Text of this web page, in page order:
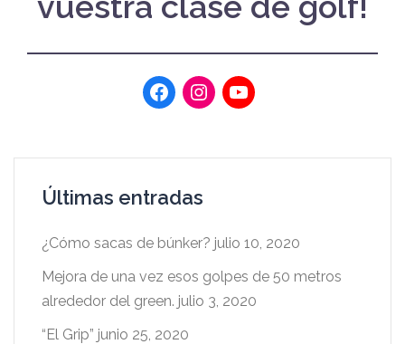
Últimas entradas
¿Cómo sacas de búnker? julio 10, 2020
Mejora de una vez esos golpes de 50 metros
alrededor del green. julio 3, 2020
“El Grip” junio 25, 2020